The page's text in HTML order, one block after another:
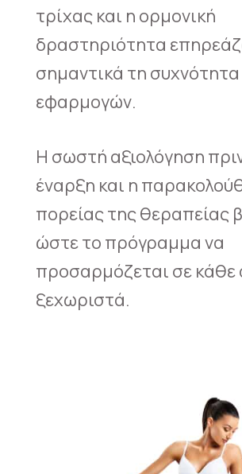
τρίχας και η ορμονική
δραστηριότητα
σημαντικά τη
εφαρμογών.
Η σωστή αξιολόγηση
έναρξη και η
πορείας της θεραπείας
ώστε το πρόγραμμα να
προσαρμόζεται σε κάθε
ξεχωριστά.